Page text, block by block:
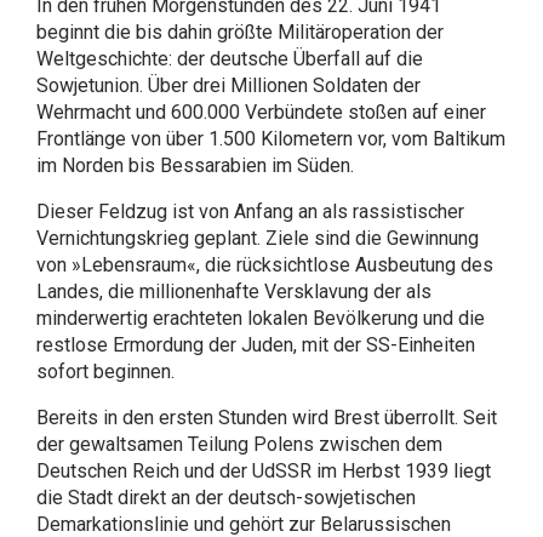
In den frühen Morgenstunden des 22. Juni 1941
beginnt die bis dahin größte Militäroperation der
Weltgeschichte: der deutsche Überfall auf die
Sowjetunion. Über drei Millionen Soldaten der
Wehrmacht und 600.000 Verbündete stoßen auf einer
Frontlänge von über 1.500 Kilometern vor, vom Baltikum
im Norden bis Bessarabien im Süden.
Dieser Feldzug ist von Anfang an als rassistischer
Vernichtungskrieg geplant. Ziele sind die Gewinnung
von »Lebensraum«, die rücksichtlose Ausbeutung des
Landes, die millionenhafte Versklavung der als
minderwertig erachteten lokalen Bevölkerung und die
restlose Ermordung der Juden, mit der SS-Einheiten
sofort beginnen.
Bereits in den ersten Stunden wird Brest überrollt. Seit
der gewaltsamen Teilung Polens zwischen dem
Deutschen Reich und der UdSSR im Herbst 1939 liegt
die Stadt direkt an der deutsch-sowjetischen
Demarkationslinie und gehört zur Belarussischen